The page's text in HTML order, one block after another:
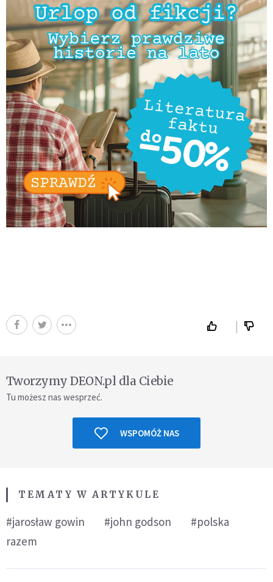
Tworzymy DEON.pl dla Ciebie
Tu możesz nas wesprzeć.
WSPOMÓŻ NAS
TEMATY W ARTYKULE
#jarosław gowin #john godson
#polska
razem